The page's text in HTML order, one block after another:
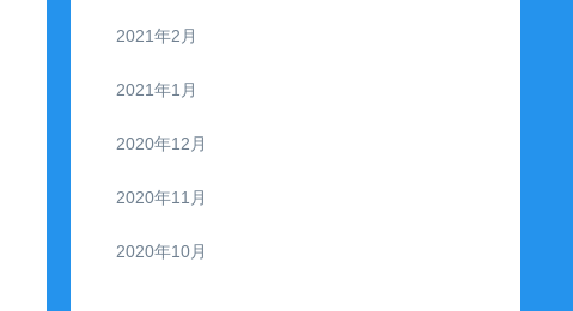
2021年2月
2021年1月
2020年12月
2020年11月
2020年10月